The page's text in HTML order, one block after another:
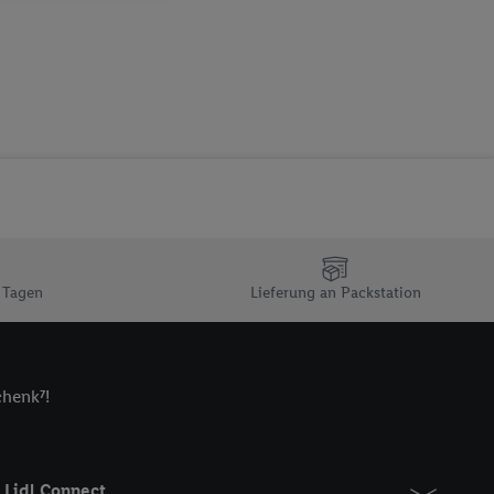
Lieferung an Packstation
verwenden
auszuspielen.
Technologie in
Sie verfügbar ist.
Kennung
zu erfassen.
Dritten betrieben
generell zu